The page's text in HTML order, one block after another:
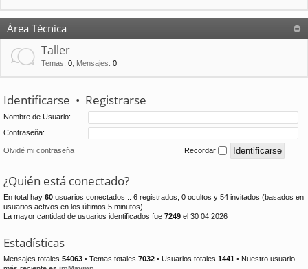
Área Técnica
Taller
Temas: 0 Mensajes: 0
Identificarse • Registrarse
Nombre de Usuario:
Contraseña:
Olvidé mi contraseña Recordar
¿Quién está conectado?
En total hay 60 usuarios conectados :: 6 registrados, 0 ocultos y 54 invitados (basados en
usuarios activos en los últimos 5 minutos)
La mayor cantidad de usuarios identificados fue 7249 el 30 04 2026
Estadísticas
Mensajes totales 54063 • Temas totales 7032 • Usuarios totales 1441 • Nuestro usuario